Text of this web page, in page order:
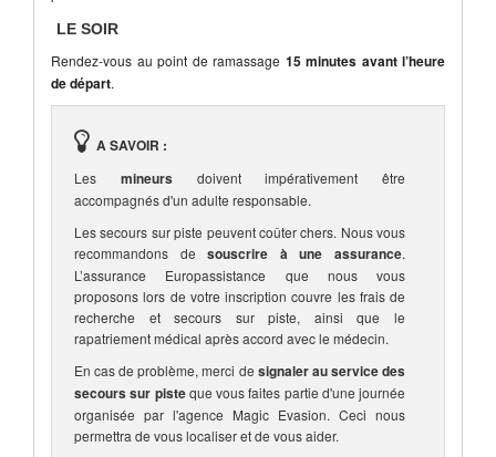
LE SOIR
Rendez-vous au point de ramassage 15 minutes avant l’heure
de départ.
A SAVOIR :
Les mineurs doivent impérativement être
accompagnés d'un adulte responsable.
Les secours sur piste peuvent coûter chers. Nous vous
recommandons desouscrire à une assurance.
L’assurance Europassistance que nous vous
proposons lors de votre inscription couvre les frais de
recherche et secours sur piste, ainsi que le
rapatriement médical après accord avec le médecin.
En cas de problème, merci de signaler au service des
secours sur pisteque vous faites partie d'une journée
organisée par l'agence Magic Evasion. Ceci nous
permettra de vous localiser et de vous aider.